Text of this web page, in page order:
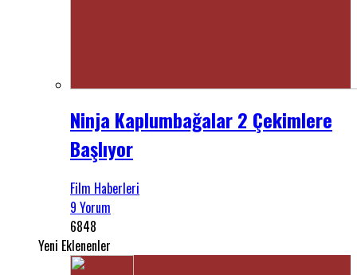
Ninja Kaplumbağalar 2 Çekimlere
Başlıyor
Film Haberleri
9 Yorum
6848
Yeni Eklenenler